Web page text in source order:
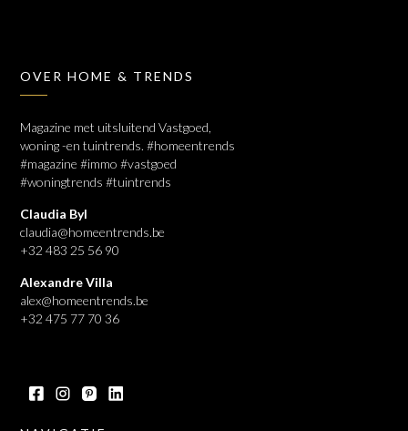
OVER HOME & TRENDS
Magazine met uitsluitend Vastgoed,
woning -en tuintrends. #homeentrends
#magazine #immo #vastgoed
#woningtrends #tuintrends
Claudia Byl
claudia@homeentrends.be
+32 483 25 56 90
Alexandre Villa
alex@homeentrends.be
+32 475 77 70 36